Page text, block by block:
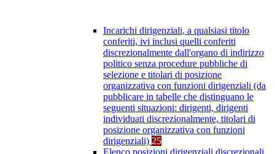
Incarichi dirigenziali, a qualsiasi titolo
conferiti, ivi inclusi quelli conferiti
discrezionalmente dall'organo di indirizzo
politico senza procedure pubbliche di
selezione e titolari di posizione
organizzativa con funzioni dirigenziali (da
pubblicare in tabelle che distinguano le
seguenti situazioni: dirigenti, dirigenti
individuati discrezionalmente, titolari di
posizione organizzativa con funzioni
dirigenziali) 25